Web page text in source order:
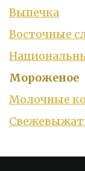
Выпечка
Восточные
Мороженое
Молочные